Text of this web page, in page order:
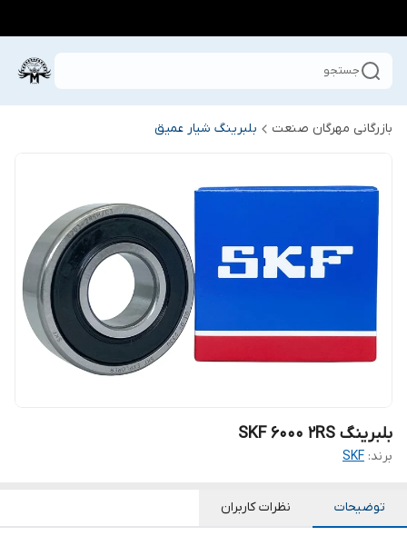
جستجو
بازرگانی مهرگان صنعت بلبرینگ شیار عمیق
بلبرینگ SKF 6000 2RS
برند: SKF
توضیحات نظرات کاربران